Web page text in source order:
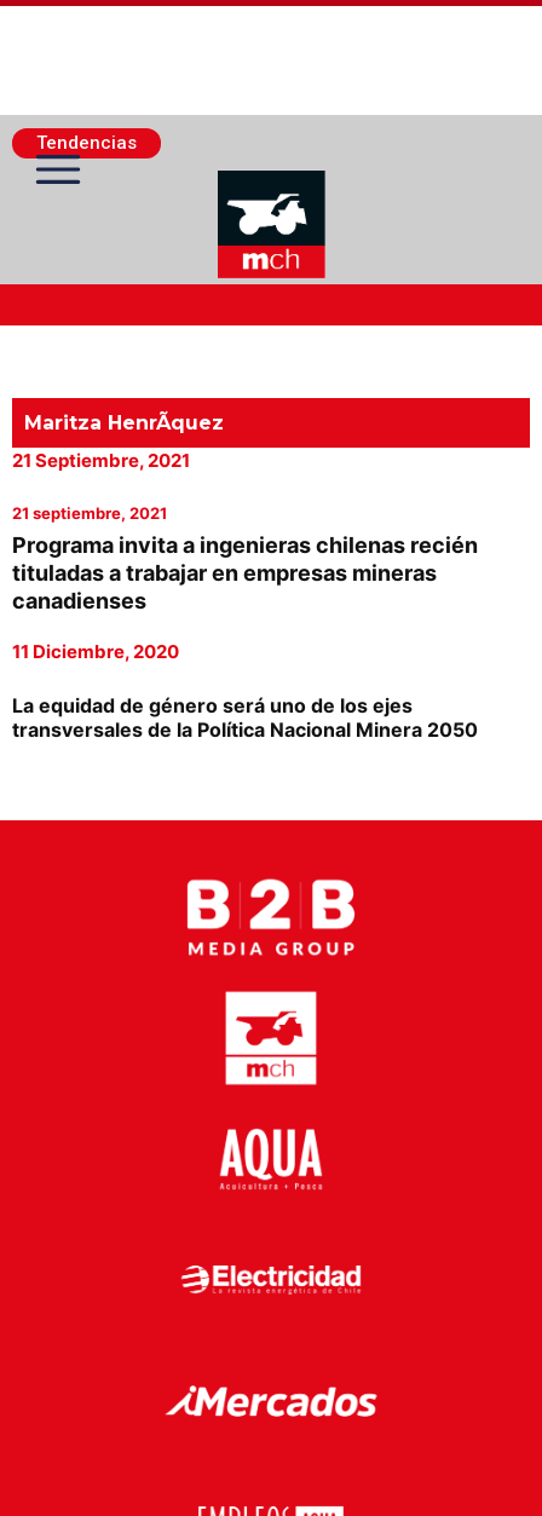
Tendencias
Actualidad Minera
Minería Superficie
Proveedores
Canal Digital
Columnas de Opinión
Designaciones
Maritza HenrÃ­quez
21 Septiembre, 2021
21 septiembre, 2021
Programa invita a ingenieras chilenas recién
tituladas a trabajar en empresas mineras
canadienses
11 Diciembre, 2020
La equidad de género será uno de los ejes
transversales de la Política Nacional Minera 2050